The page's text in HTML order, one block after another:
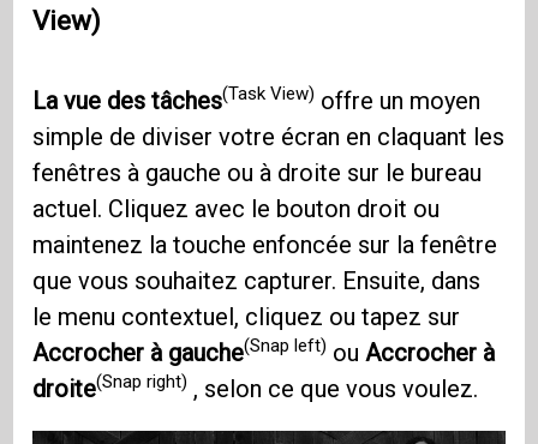
View)
La vue des tâches(Task View) offre un moyen
simple de diviser votre écran en claquant les
fenêtres à gauche ou à droite sur le bureau
actuel. Cliquez avec le bouton droit ou
maintenez la touche enfoncée sur la fenêtre
que vous souhaitez capturer. Ensuite, dans
le menu contextuel, cliquez ou tapez sur
Accrocher à gauche(Snap left) ou Accrocher à
droite(Snap right) , selon ce que vous voulez.